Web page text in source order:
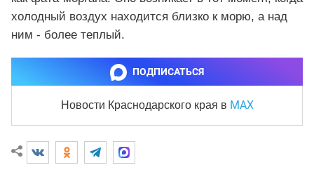
холодный воздух находится близко к морю, а над
ним - более теплый.
ПОДПИСАТЬСЯ
Новости Краснодарского края в MAX